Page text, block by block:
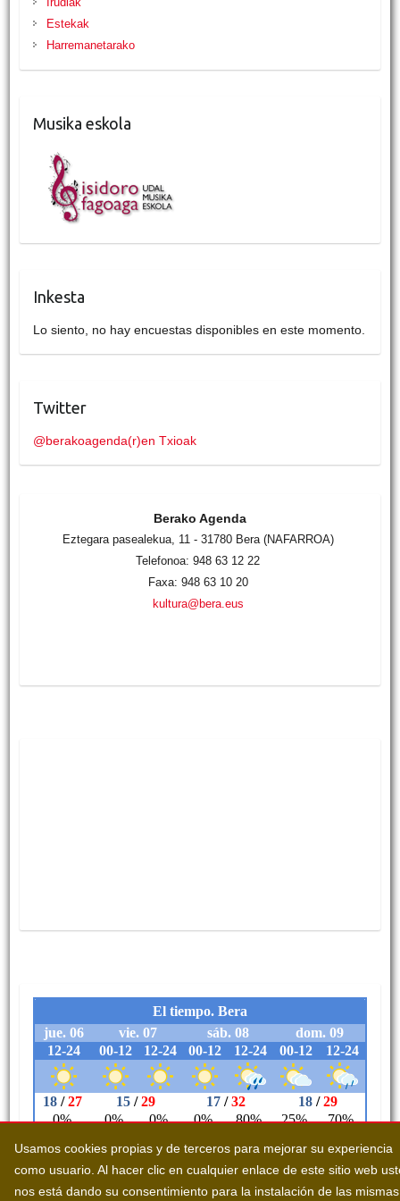
Usamos cookies propias y de terceros para mejorar su experiencia
como usuario. Al hacer clic en cualquier enlace de este sitio web
nos está dando su consentimiento para la instalación de las mismas
Estekak
Harremanetarako
Musika eskola
Inkesta
Lo siento, no hay encuestas disponibles en este momento.
Twitter
@berakoagenda(r)en Txioak
Berako Agenda
Eztegara pasealekua, 11 - 31780 Bera (NAFARROA)
Telefonoa: 948 63 12 22
Faxa: 948 63 10 20
kultura@bera.eus